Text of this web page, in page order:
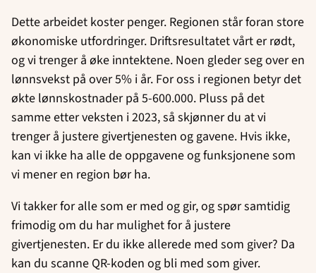
Dette arbeidet koster penger. Regionen står foran store
økonomiske utfordringer. Driftsresultatet vårt er rødt,
og vi trenger å øke inntektene. Noen gleder seg over en
lønnsvekst på over 5% i år. For oss i regionen betyr det
økte lønnskostnader på 5-600.000. Pluss på det
samme etter veksten i 2023, så skjønner du at vi
trenger å justere givertjenesten og gavene. Hvis ikke,
kan vi ikke ha alle de oppgavene og funksjonene som
vi mener en region bør ha.
Vi takker for alle som er med og gir, og spør samtidig
frimodig om du har mulighet for å justere
givertjenesten. Er du ikke allerede med som giver? Da
kan du scanne QR-koden og bli med som giver.